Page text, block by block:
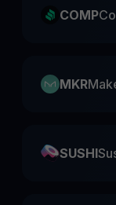
COMP
MKR
SUSHI